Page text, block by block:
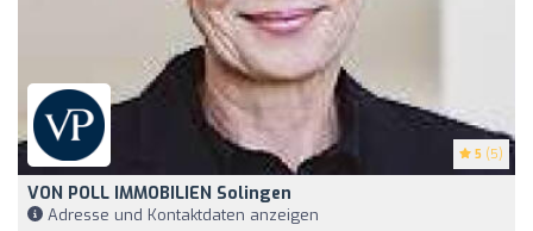
5 (5)
VON POLL IMMOBILIEN Solingen
Adresse und Kontaktdaten anzeigen